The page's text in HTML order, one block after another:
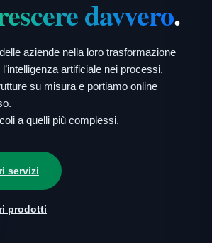
davvero.
aziende nella loro trasformazione
artificiale nei processi,
su misura e portiamo online
a quelli più complessi.
servizi
prodotti